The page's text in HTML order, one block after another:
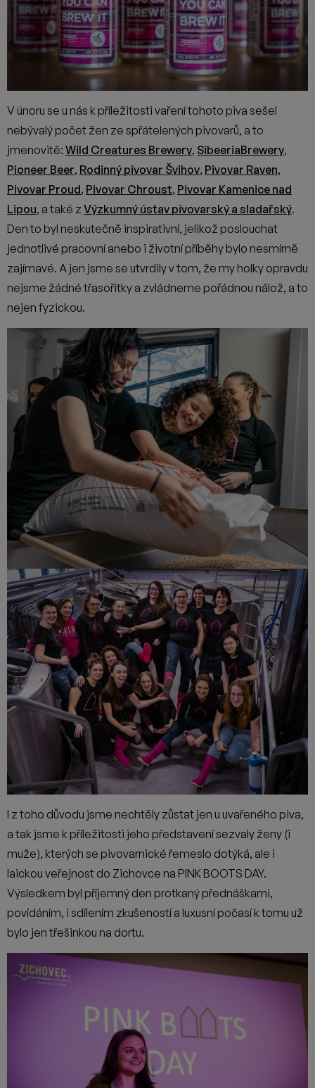
V únoru se u nás k příležitosti vaření tohoto piva sešel
nebývalý počet žen ze spřátelených pivovarů, a to
jmenovitě: Wild Creatures Brewery, SibeeriaBrewery,
Pioneer Beer, Rodinný pivovar Švihov, Pivovar Raven,
Pivovar Proud, Pivovar Chroust, Pivovar Kamenice nad
Lipou, a také z Výzkumný ústav pivovarský a sladařský.
Den to byl neskutečně inspirativní, jelikož poslouchat
jednotlivé pracovní anebo i životní příběhy bylo nesmírně
zajímavé. A jen jsme se utvrdily v tom, že my holky opravdu
nejsme žádné třasořitky a zvládneme pořádnou nálož, a to
nejen fyzickou.
I z toho důvodu jsme nechtěly zůstat jen u uvařeného piva,
a tak jsme k příležitosti jeho představení sezvaly ženy (i
muže), kterých se pivovarnické řemeslo dotýká, ale i
laickou veřejnost do Zichovce na PINK BOOTS DAY.
Výsledkem byl příjemný den protkaný přednáškami,
povídáním, i sdílením zkušeností a luxusní počasí k tomu už
bylo jen třešinkou na dortu.